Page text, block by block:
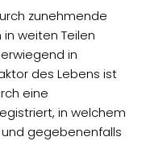
zunehmende
weiten Teilen
in
des Lebens ist
eine
in welchem
gegebenenfalls